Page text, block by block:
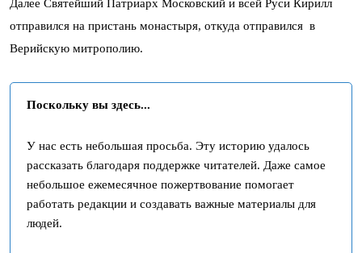
Далее Святейший Патриарх Московский и всей Руси Кирилл
отправился на пристань монастыря, откуда отправился в
Верийскую митрополию.
Поскольку вы здесь...
У нас есть небольшая просьба. Эту историю удалось
рассказать благодаря поддержке читателей. Даже самое
небольшое ежемесячное пожертвование помогает
работать редакции и создавать важные материалы для
людей.